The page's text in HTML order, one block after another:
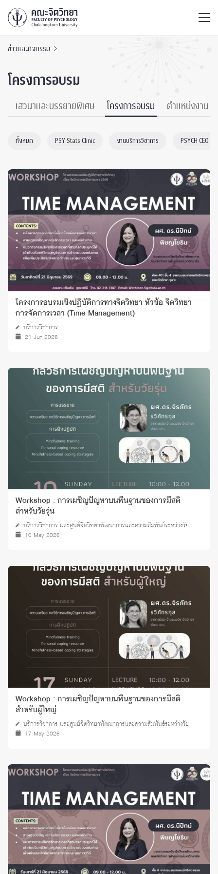
ข่าวและกิจกรรม
โครงการอบรม
เสวนาและบรรยายพิเศษ โครงการอบรม ตำแหน่งงาน
ทั้งหมด PSY Stats Clinic งานบริการวิชาการ PSYCH CEO
โครงการอบรมเชิงปฏิบัติการทางจิตวิทยา หัวข้อ จิตวิทยา
การจัดการเวลา (Time Management)
บริการวิชาการ
21 Jun 2026
Workshop : การเผชิญปัญหาบนพื้นฐานของการมีสติ
สำหรับวัยรุ่น
บริการวิชาการ และศูนย์จิตวิทยาพัฒนาการและความสัมพันธ์ระหว่างวัย
10 May 2026
Workshop : การเผชิญปัญหาบนพื้นฐานของการมีสติ
สำหรับผู้ใหญ่
บริการวิชาการ และศูนย์จิตวิทยาพัฒนาการและความสัมพันธ์ระหว่างวัย
17 May 2026